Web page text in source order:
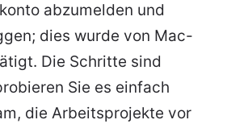
abzumelden und
dies wurde von Mac-
Die Schritte sind
Sie es einfach
die Arbeitsprojekte vor